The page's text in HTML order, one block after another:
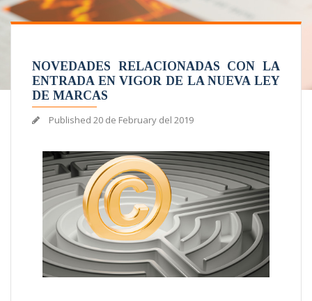
NOVEDADES RELACIONADAS CON LA
ENTRADA EN VIGOR DE LA NUEVA LEY
DE MARCAS
Published 20 de February del 2019